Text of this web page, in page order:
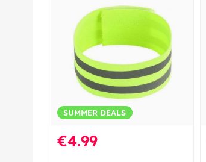
SUMMER DEALS
€4.99